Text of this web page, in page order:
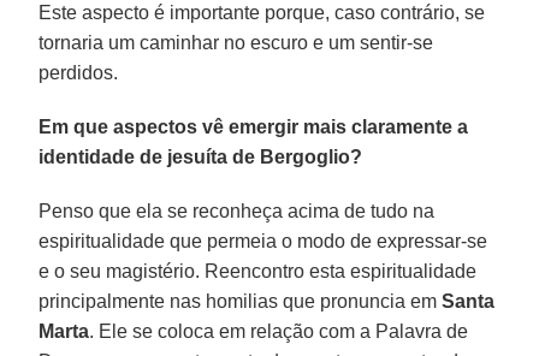
Este aspecto é importante porque, caso contrário, se
tornaria um caminhar no escuro e um sentir-se
perdidos.
Em que aspectos vê emergir mais claramente a
identidade de jesuíta de Bergoglio?
Penso que ela se reconheça acima de tudo na
espiritualidade que permeia o modo de expressar-se
e o seu magistério. Reencontro esta espiritualidade
principalmente nas homilias que pronuncia emSanta
Marta. Ele se coloca em relação com a Palavra de